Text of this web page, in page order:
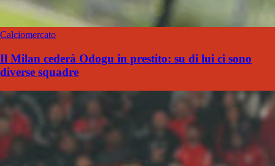
Calciomercato
Il Milan cederà Odogu in prestito: su di lui ci sono
diverse squadre